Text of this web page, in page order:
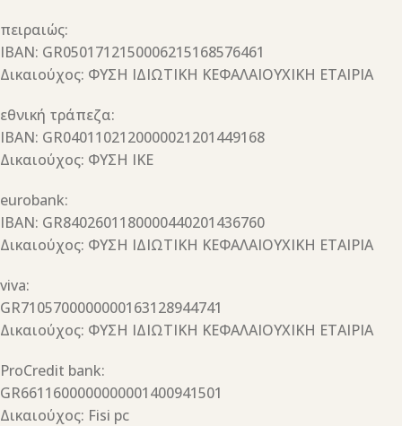
πειραιώς:
IBAN: GR0501712150006215168576461
Δικαιούχος: ΦΥΣΗ ΙΔΙΩΤΙΚΗ ΚΕΦΑΛΑΙΟΥΧΙΚΗ ΕΤΑΙΡΙΑ
εθνική τράπεζα:
IBAN: GR0401102120000021201449168
Δικαιούχος: ΦΥΣΗ ΙΚΕ
eurobank:
IBAN: GR8402601180000440201436760
Δικαιούχος: ΦΥΣΗ ΙΔΙΩΤΙΚΗ ΚΕΦΑΛΑΙΟΥΧΙΚΗ ΕΤΑΙΡΙΑ
viva:
GR7105700000000163128944741
Δικαιούχος: ΦΥΣΗ ΙΔΙΩΤΙΚΗ ΚΕΦΑΛΑΙΟΥΧΙΚΗ ΕΤΑΙΡΙΑ
ProCredit bank:
GR6611600000000001400941501
Δικαιούχος: Fisi pc